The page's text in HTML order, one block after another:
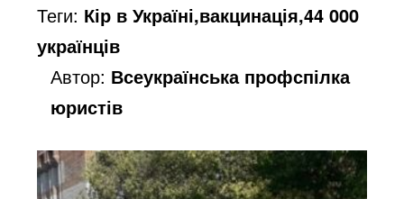
Теги: Кір в Україні,вакцинація,44 000
українців
Автор: Всеукраїнська профспілка
юристів